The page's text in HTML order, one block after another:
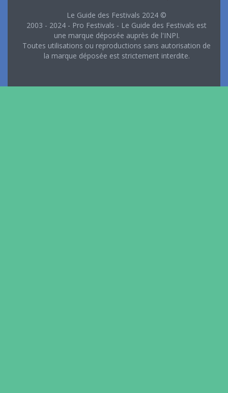
Le Guide des Festivals 2024 ©
2003 - 2024 - Pro Festivals - Le Guide des Festivals est
une marque déposée auprès de l'INPI.
Toutes utilisations ou reproductions sans autorisation de
la marque déposée est strictement interdite.